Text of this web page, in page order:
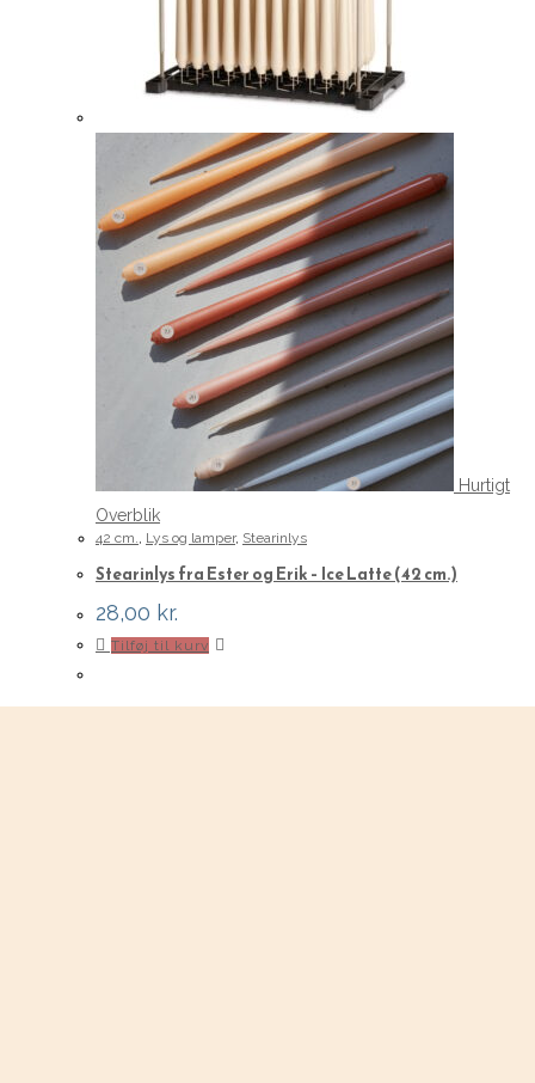
Hurtigt
Overblik
42 cm., Lys og lamper, Stearinlys
Stearinlys fra Ester og Erik – Ice Latte (42 cm.)
28,00 kr.
Tilføj til kurv